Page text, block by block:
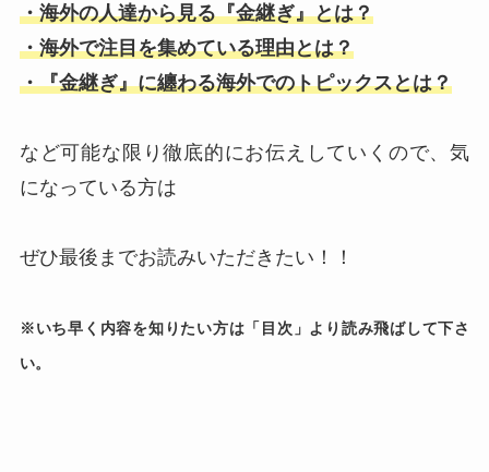
・海外の人達から見る『金継ぎ』とは？
・海外で注目を集めている理由とは？
・『金継ぎ』に纏わる海外でのトピックスとは？
など可能な限り徹底的にお伝えしていくので、気
になっている方は
ぜひ最後までお読みいただきたい！！
※いち早く内容を知りたい方は「目次」より読み飛ばして下さ
い。